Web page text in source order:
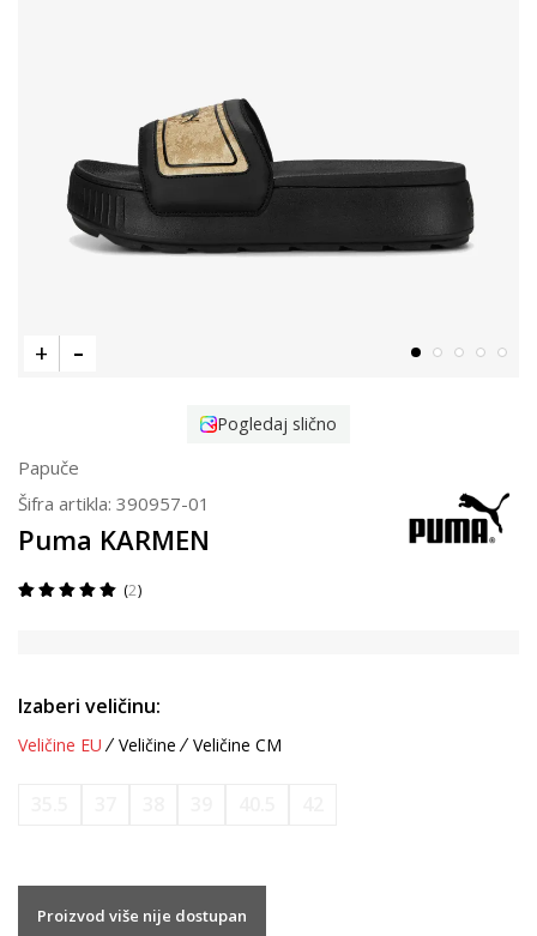
Pogledaj slično
Papuče
Šifra artikla: 390957-01
Puma KARMEN
2
Izaberi veličinu:
Veličine EU Veličine Veličine CM
Proizvod više nije dostupan